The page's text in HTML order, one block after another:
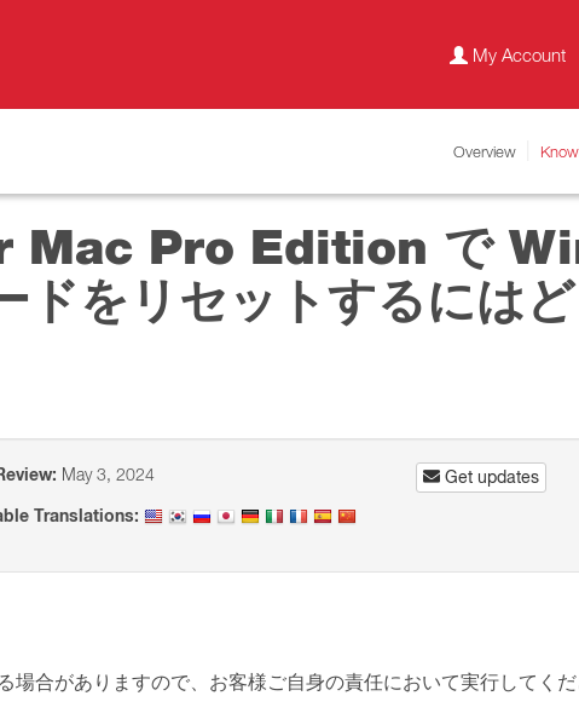
My Account
Overview
Pro Edition で
ドをリセットするには
May 3, 2024
Translations:
Get updates
合がありますので、お客様ご自身の責任において実行してく